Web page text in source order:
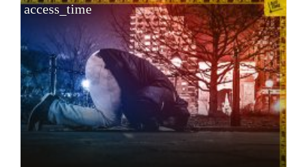
access_time